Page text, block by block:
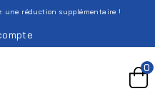
une réduction supplémentaire !
0